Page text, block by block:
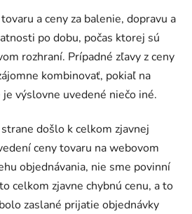
a ceny za balenie, dopravu a
po dobu, počas ktorej sú
rozhraní. Prípadné zľavy z ceny
kombinovať, pokiaľ na
výslovne uvedené niečo iné.
došlo k celkom zjavnej
ceny tovaru na webovom
objednávania, nie sme povinní
celkom zjavne chybnú cenu, a to
zaslané prijatie objednávky